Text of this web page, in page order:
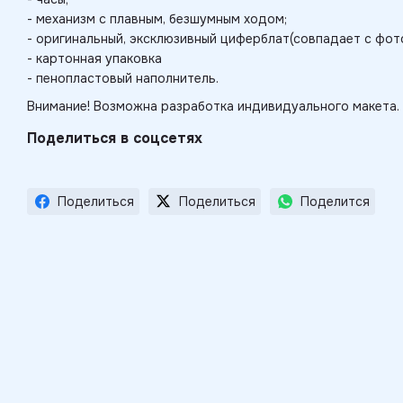
- механизм с плавным, безшумным ходом;
- оригинальный, эксклюзивный циферблат(совпадает с
- картонная упаковка
- пенопластовый наполнитель.
Внимание! Возможна разработка индивидуального макета.
Поделиться в соцсетях
Поделиться Поделиться Поделится